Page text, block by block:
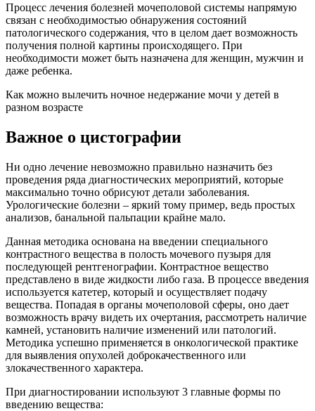
Процесс лечения болезней мочеполовой системы напрямую
связан с необходимостью обнаружения состояний
патологического содержания, что в целом дает возможность
получения полной картины происходящего. При
необходимости может быть назначена для женщин, мужчин и
даже ребенка.
Как можно вылечить ночное недержание мочи у детей в
разном возрасте
Важное о цистографии
Ни одно лечение невозможно правильно назначить без
проведения ряда диагностических мероприятий, которые
максимально точно обрисуют детали заболевания.
Урологические болезни – яркий тому пример, ведь простых
анализов, банальной пальпации крайне мало.
Данная методика основана на введении специального
контрастного вещества в полость мочевого пузыря для
последующей рентгенографии. Контрастное вещество
представлено в виде жидкости либо газа. В процессе введения
используется катетер, который и осуществляет подачу
вещества. Попадая в органы мочеполовой сферы, оно дает
возможность врачу видеть их очертания, рассмотреть наличие
камней, установить наличие изменений или патологий.
Методика успешно применяется в онкологической практике
для выявления опухолей доброкачественного или
злокачественного характера.
При диагностировании используют 3 главные формы по
введению вещества: